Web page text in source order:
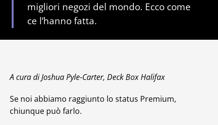
migliori negozi del mondo. Ecco come
ce l’hanno fatta.
A cura di Joshua Pyle-Carter, Deck Box Halifax
Se noi abbiamo raggiunto lo status Premium,
chiunque può farlo.